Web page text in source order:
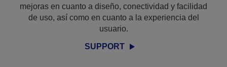
mejoras en cuanto a diseño, conectividad y facilidad
de uso, así como en cuanto a la experiencia del
usuario.
SUPPORT